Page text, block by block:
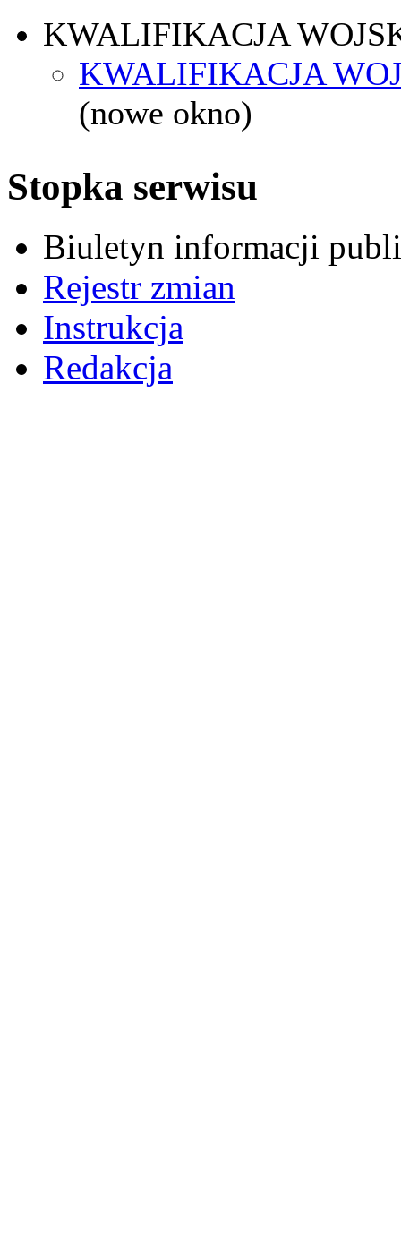
KWALIFIKACJA
KWALIFIKACJA
(nowe okno)
Stopka serwisu
Biuletyn informacji
Rejestr zmian
Instrukcja
Redakcja